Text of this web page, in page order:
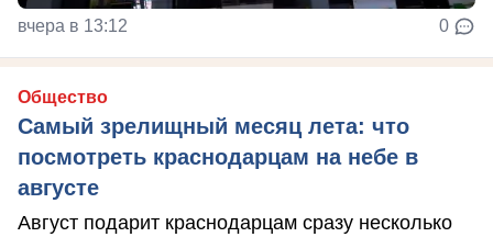
вчера в 13:12 0
Общество
Самый зрелищный месяц лета: что
посмотреть краснодарцам на небе в
августе
Август подарит краснодарцам сразу несколько